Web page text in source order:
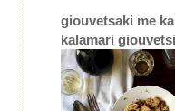
giouvetsaki me
kalamari giouvetsi